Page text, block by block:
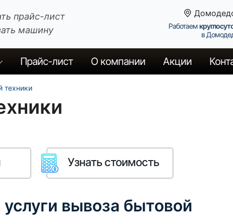
прайс-лист
машину
Работаем
в
Прайс-лист О компании Акции
техники
Узнать стоимость
вывоза бытовой